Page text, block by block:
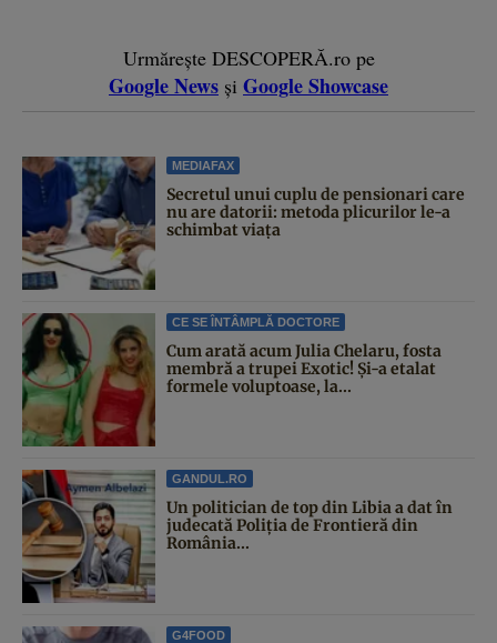
Urmărește DESCOPERĂ.ro pe
Google News și Google Showcase
MEDIAFAX
Secretul unui cuplu de pensionari care
nu are datorii: metoda plicurilor le-a
schimbat viața
CE SE ÎNTÂMPLĂ DOCTORE
Cum arată acum Julia Chelaru, fosta
membră a trupei Exotic! Și-a etalat
formele voluptoase, la...
GANDUL.RO
Un politician de top din Libia a dat în
judecată Poliția de Frontieră din
România...
G4FOOD